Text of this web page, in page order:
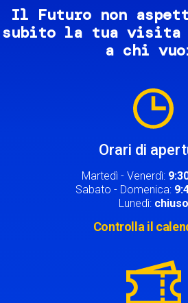
Il Futuro non
subito la tua visita
a chi
Orari di
Martedì - Venerdì:
Sabato - Domenica:
Lunedì: chiuso
Controlla il